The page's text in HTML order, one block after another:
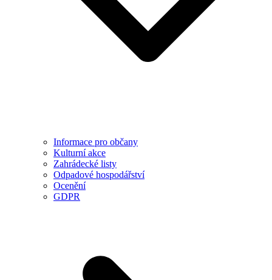
Informace pro občany
Kulturní akce
Zahrádecké listy
Odpadové hospodářství
Ocenění
GDPR